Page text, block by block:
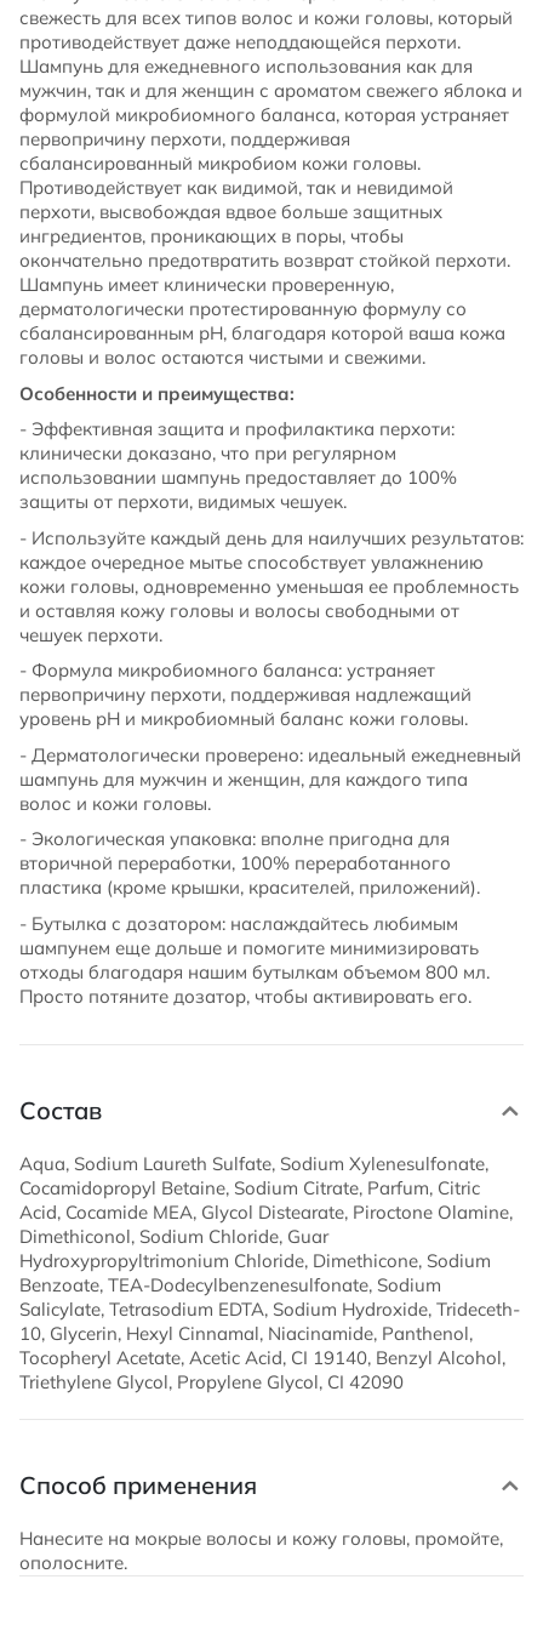
свежесть для всех типов волос и кожи головы, который
противодействует даже неподдающейся перхоти.
Шампунь для ежедневного использования как для
мужчин, так и для женщин с ароматом свежего яблока и
формулой микробиомного баланса, которая устраняет
первопричину перхоти, поддерживая
сбалансированный микробиом кожи головы.
Противодействует как видимой, так и невидимой
перхоти, высвобождая вдвое больше защитных
ингредиентов, проникающих в поры, чтобы
окончательно предотвратить возврат стойкой перхоти.
Шампунь имеет клинически проверенную,
дерматологически протестированную формулу со
сбалансированным рН, благодаря которой ваша кожа
головы и волос остаются чистыми и свежими.
Особенности и преимущества:
- Эффективная защита и профилактика перхоти:
клинически доказано, что при регулярном
использовании шампунь предоставляет до 100%
защиты от перхоти, видимых чешуек.
- Используйте каждый день для наилучших результатов:
каждое очередное мытье способствует увлажнению
кожи головы, одновременно уменьшая ее проблемность
и оставляя кожу головы и волосы свободными от
чешуек перхоти.
- Формула микробиомного баланса: устраняет
первопричину перхоти, поддерживая надлежащий
уровень pH и микробиомный баланс кожи головы.
- Дерматологически проверено: идеальный ежедневный
шампунь для мужчин и женщин, для каждого типа
волос и кожи головы.
- Экологическая упаковка: вполне пригодна для
вторичной переработки, 100% переработанного
пластика (кроме крышки, красителей, приложений).
- Бутылка с дозатором: наслаждайтесь любимым
шампунем еще дольше и помогите минимизировать
отходы благодаря нашим бутылкам объемом 800 мл.
Просто потяните дозатор, чтобы активировать его.
Состав
Aqua, Sodium Laureth Sulfate, Sodium Xylenesulfonate,
Cocamidopropyl Betaine, Sodium Citrate, Parfum, Citric
Acid, Cocamide MEA, Glycol Distearate, Piroctone Olamine,
Dimethiconol, Sodium Chloride, Guar
Hydroxypropyltrimonium Chloride, Dimethicone, Sodium
Benzoate, TEA-Dodecylbenzenesulfonate, Sodium
Salicylate, Tetrasodium EDTA, Sodium Hydroxide, Trideceth-
10, Glycerin, Hexyl Cinnamal, Niacinamide, Panthenol,
Tocopheryl Acetate, Acetic Acid, CI 19140, Benzyl Alcohol,
Triethylene Glycol, Propylene Glycol, CI 42090
Способ применения
Нанесите на мокрые волосы и кожу головы, промойте,
ополосните.